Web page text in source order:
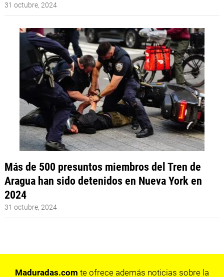
31 octubre, 2024
Más de 500 presuntos miembros del Tren de
Aragua han sido detenidos en Nueva York en
2024
31 octubre, 2024
Maduradas.com te ofrece además noticias sobre la